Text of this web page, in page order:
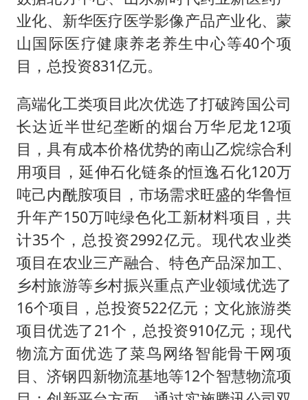
业化、新华医疗医学影像产品产业化、蒙
山国际医疗健康养老养生中心等40个项
目，总投资831亿元。
高端化工类项目此次优选了打破跨国公司
长达近半世纪垄断的烟台万华尼龙12项
目，具有成本价格优势的南山乙烷综合利
用项目，延伸石化链条的恒逸石化120万
吨己内酰胺项目，市场需求旺盛的华鲁恒
升年产150万吨绿色化工新材料项目，共
计35个，总投资2992亿元。现代农业类
项目在农业三产融合、特色产品深加工、
乡村旅游等乡村振兴重点产业领域优选了
16个项目，总投资522亿元；文化旅游类
项目优选了21个，总投资910亿元；现代
物流方面优选了菜鸟网络智能骨干网项
目、济钢四新物流基地等12个智慧物流项